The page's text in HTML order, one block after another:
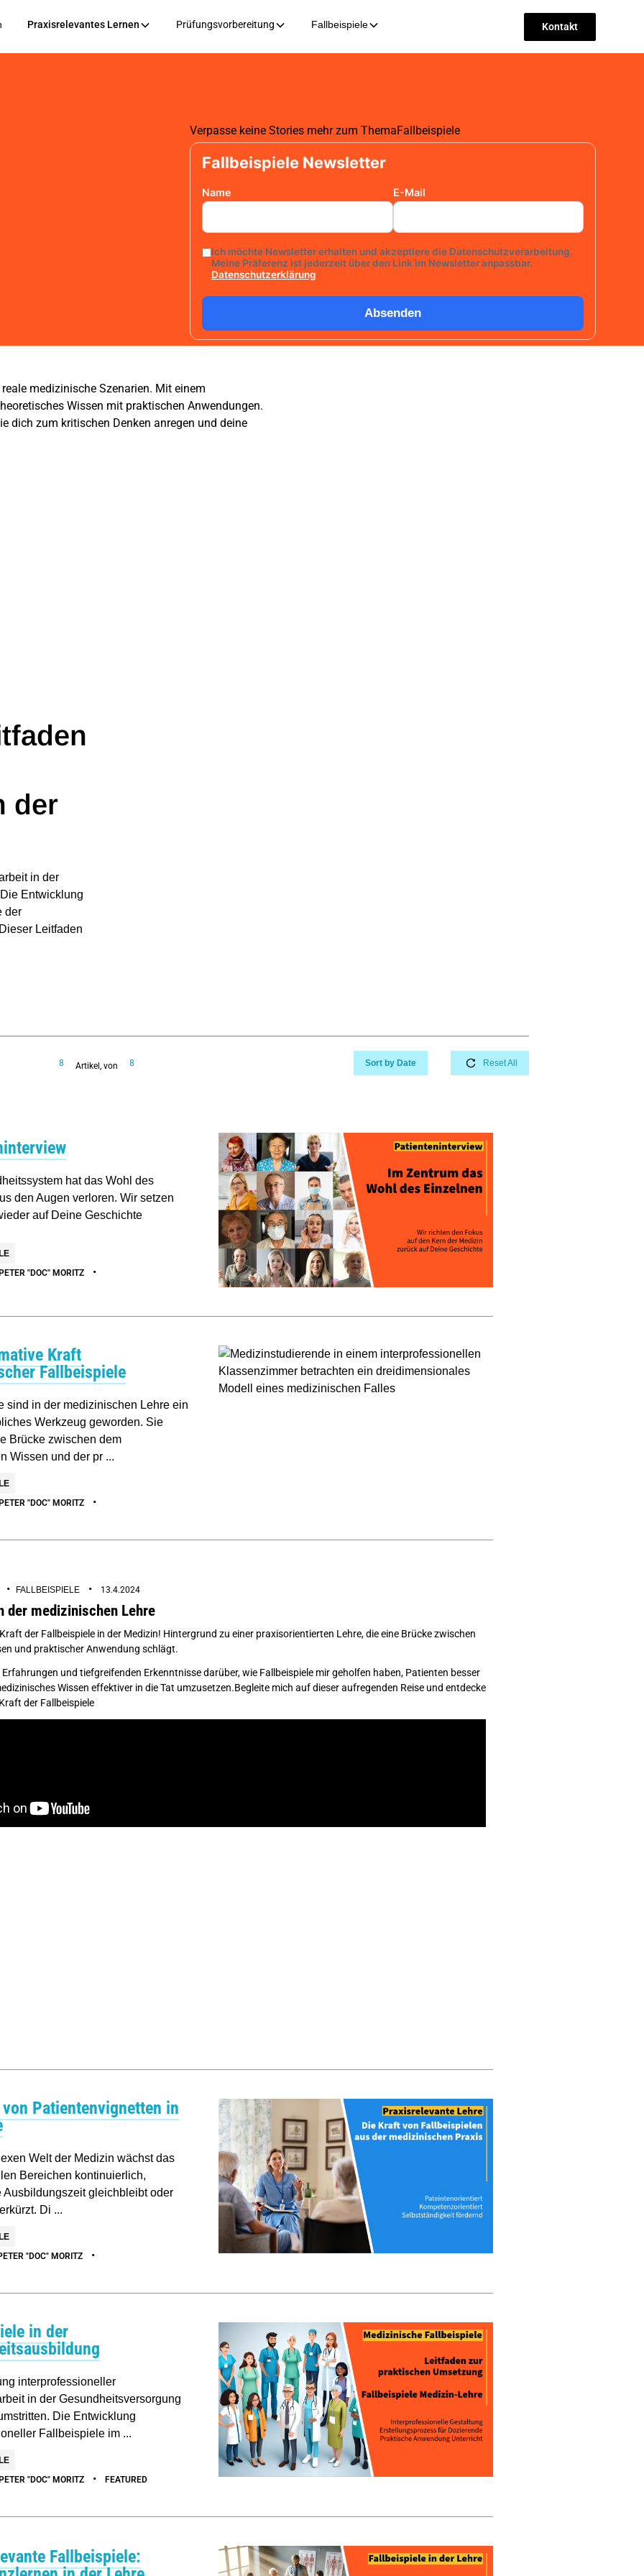
Praxisrelevantes Lernen Prüfungsvorbereitung Fallbeispiele Kontakt
Verpasse keine Stories mehr zum ThemaFallbeispiele
medizinische Szenarien. Mit einem
Wissen mit praktischen Anwendungen.
dich zum kritischen Denken anregen und deine
der
in der
Entwicklung
der
Leitfaden
8
Artikel, von 8 Sort by Date Reset All
hat das Wohl des
den Augen verloren. Wir setzen
auf Deine Geschichte
PETER "DOC" MORITZ •
Kraft
Fallbeispiele
sind in der medizinischen Lehre ein
Werkzeug geworden. Sie
Brücke zwischen dem
Wissen und der pr ...
"DOC" MORITZ •
• FALLBEISPIELE • 13.4.2024
der medizinischen Lehre
der Fallbeispiele in der Medizin! Hintergrund zu einer praxisorientierten Lehre, die eine Brücke zwischen
und praktischer Anwendung schlägt.
und tiefgreifenden Erkenntnisse darüber, wie Fallbeispiele mir geholfen haben, Patienten besser
Wissen effektiver in die Tat umzusetzen.Begleite mich auf dieser aufregenden Reise und entdecke
der Fallbeispiele
Patientenvignetten in
Welt der Medizin wächst das
Bereichen kontinuierlich,
Ausbildungszeit gleichbleibt oder
Di ...
"DOC" MORITZ •
in der
interprofessioneller
in der Gesundheitsversorgung
Die Entwicklung
Fallbeispiele im ...
"DOC" MORITZ • FEATURED
Fallbeispiele: